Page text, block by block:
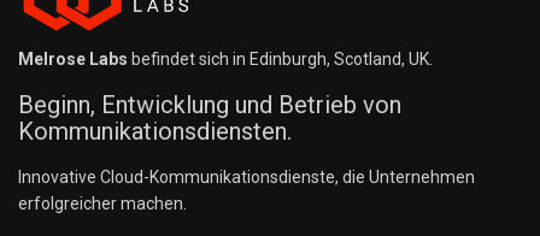
Melrose Labs befindet sich in Edinburgh, Scotland, UK.
Beginn, Entwicklung und Betrieb von
Kommunikationsdiensten.
Innovative Cloud-Kommunikationsdienste, die Unternehmen
erfolgreicher machen.